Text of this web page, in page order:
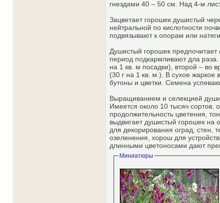
гнездами 40 – 50 см. Над 4-м
Зацветает горошек душистый
нейтральной по кислотности
подвязывают к опорам или
Душистый горошек
период подкармливают дла
на 1 кв. м посадки), второй – во
(30 г на 1 кв. м.). В сухое жаркое
бутоны и цветки. Семена
Выращиванием и селекцией
Имеется около 10 тысяч сортов,
продолжительность цветения,
выдвигает душистый горошек на
для декорирования оград, стен,
озеленения, хорош для
длинными цветоносами дают
Миниатюры